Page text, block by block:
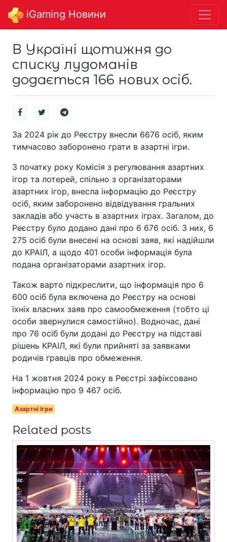
iGaming Новини
В Україні щотижня до
списку лудоманів
додається 166 нових осіб.
За 2024 рік до Реєстру внесли 6676 осіб, яким
тимчасово заборонено грати в азартні ігри.
З початку року Комісія з регулювання азартних
ігор та лотерей, спільно з організаторами
азартних ігор, внесла інформацію до Реєстру
осіб, яким заборонено відвідування гральних
закладів або участь в азартних іграх. Загалом, до
Реєстру було додано дані про 6 676 осіб. З них, 6
275 осіб були внесені на основі заяв, які надійшли
до КРАІЛ, а щодо 401 особи інформація була
подана організаторами азартних ігор.
Також варто підкреслити, що інформація про 6
600 осіб була включена до Реєстру на основі
їхніх власних заяв про самообмеження (тобто ці
особи звернулися самостійно). Водночас, дані
про 76 осіб були додані до Реєстру на підставі
рішень КРАІЛ, які були прийняті за заявками
родичів гравців про обмеження.
На 1 жовтня 2024 року в Реєстрі зафіксовано
інформацію про 9 467 осіб.
Азартні ігри
Related posts